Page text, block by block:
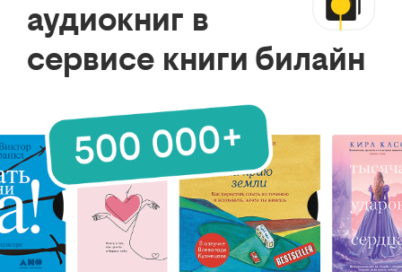
аудиокниг в
сервисе книги билайн